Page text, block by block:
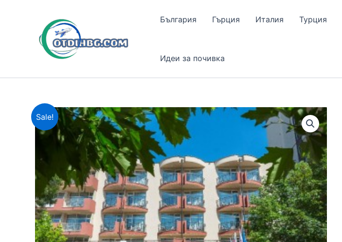
България Гърция Италия Турция
Идеи за почивка
Sale!